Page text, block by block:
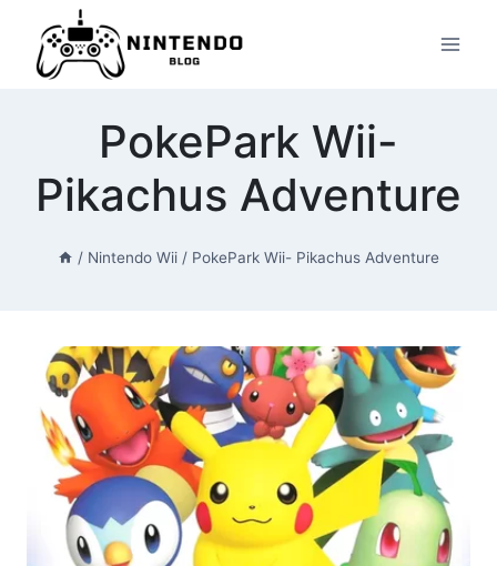
Przeskocz
treści
PokePark Wii-
Pikachus Adventure
/ Nintendo Wii / PokePark Wii- Pikachus Adventure